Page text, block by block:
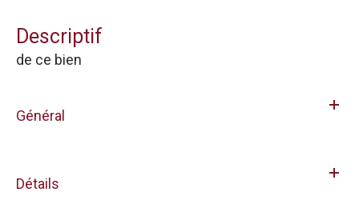
descriptif
de ce bien
Général
Détails